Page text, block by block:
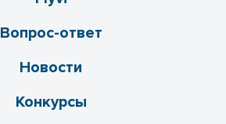
Вопрос-ответ
Новости
Конкурсы